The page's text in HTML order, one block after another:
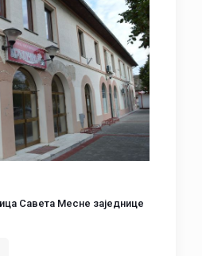
Савета Месне заједнице